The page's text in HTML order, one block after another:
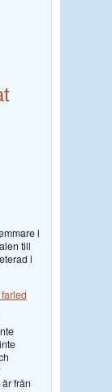
i
till
i
från